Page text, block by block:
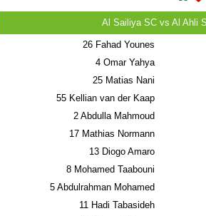
Al Sailiya SC vs Al Ahli
26Fahad Younes
4Omar Yahya
25Matias Nani
55Kellian van der Kaap
2Abdulla Mahmoud
17Mathias Normann
13Diogo Amaro
8Mohamed Taabouni
5Abdulrahman Mohamed
11Hadi Tabasideh